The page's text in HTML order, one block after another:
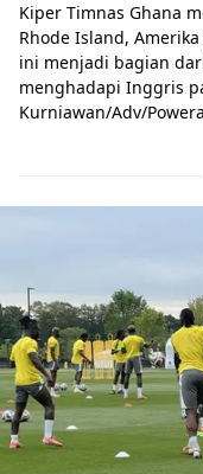
Kiper Timnas Ghana
Rhode Island,
ini menjadi bagian
menghadapi Inggris
Kurniawan/Adv/